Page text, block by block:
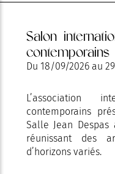
Salon
contemporains
Du 18/09/2026 au
L’association
contemporains
Salle Jean Despas
réunissant des
d’horizons variés.